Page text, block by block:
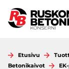
sisältöön
Etusivu
Betonikaivot